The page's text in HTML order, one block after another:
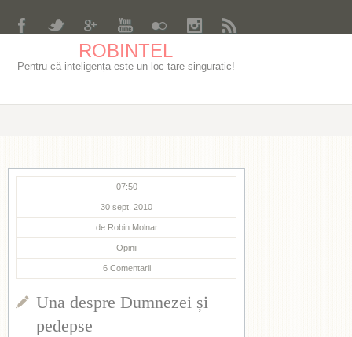
ROBINTEL
Pentru că inteligența este un loc tare singuratic!
07:50
30 sept. 2010
de Robin Molnar
Opinii
6 Comentarii
Una despre Dumnezei și
pedepse